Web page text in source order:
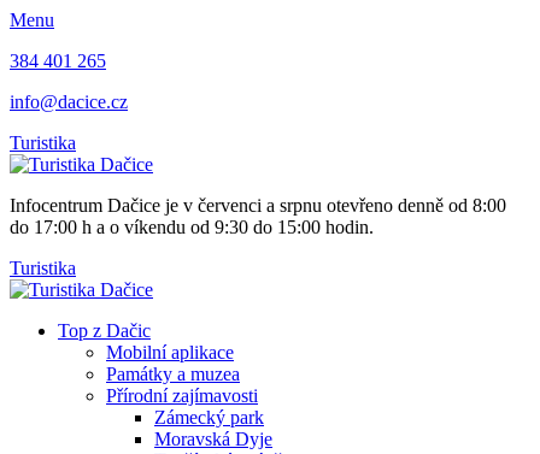
Menu
384 401 265
info@dacice.cz
Turistika
Infocentrum Dačice je v červenci a srpnu otevřeno denně od 8:00
do 17:00 h a o víkendu od 9:30 do 15:00 hodin.
Turistika
Top z Dačic
Mobilní aplikace
Památky a muzea
Přírodní zajímavosti
Zámecký park
Moravská Dyje